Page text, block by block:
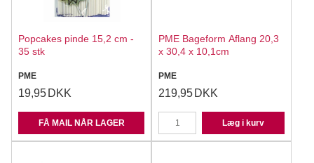
Popcakes pinde 15,2 cm -
35 stk
PME
19,95 DKK
FÅ MAIL NÅR LAGER
PME Bageform Aflang 20,3
x 30,4 x 10,1cm
PME
219,95 DKK
Læg i kurv